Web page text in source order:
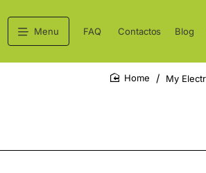
Menu FAQ Contactos Blog
My